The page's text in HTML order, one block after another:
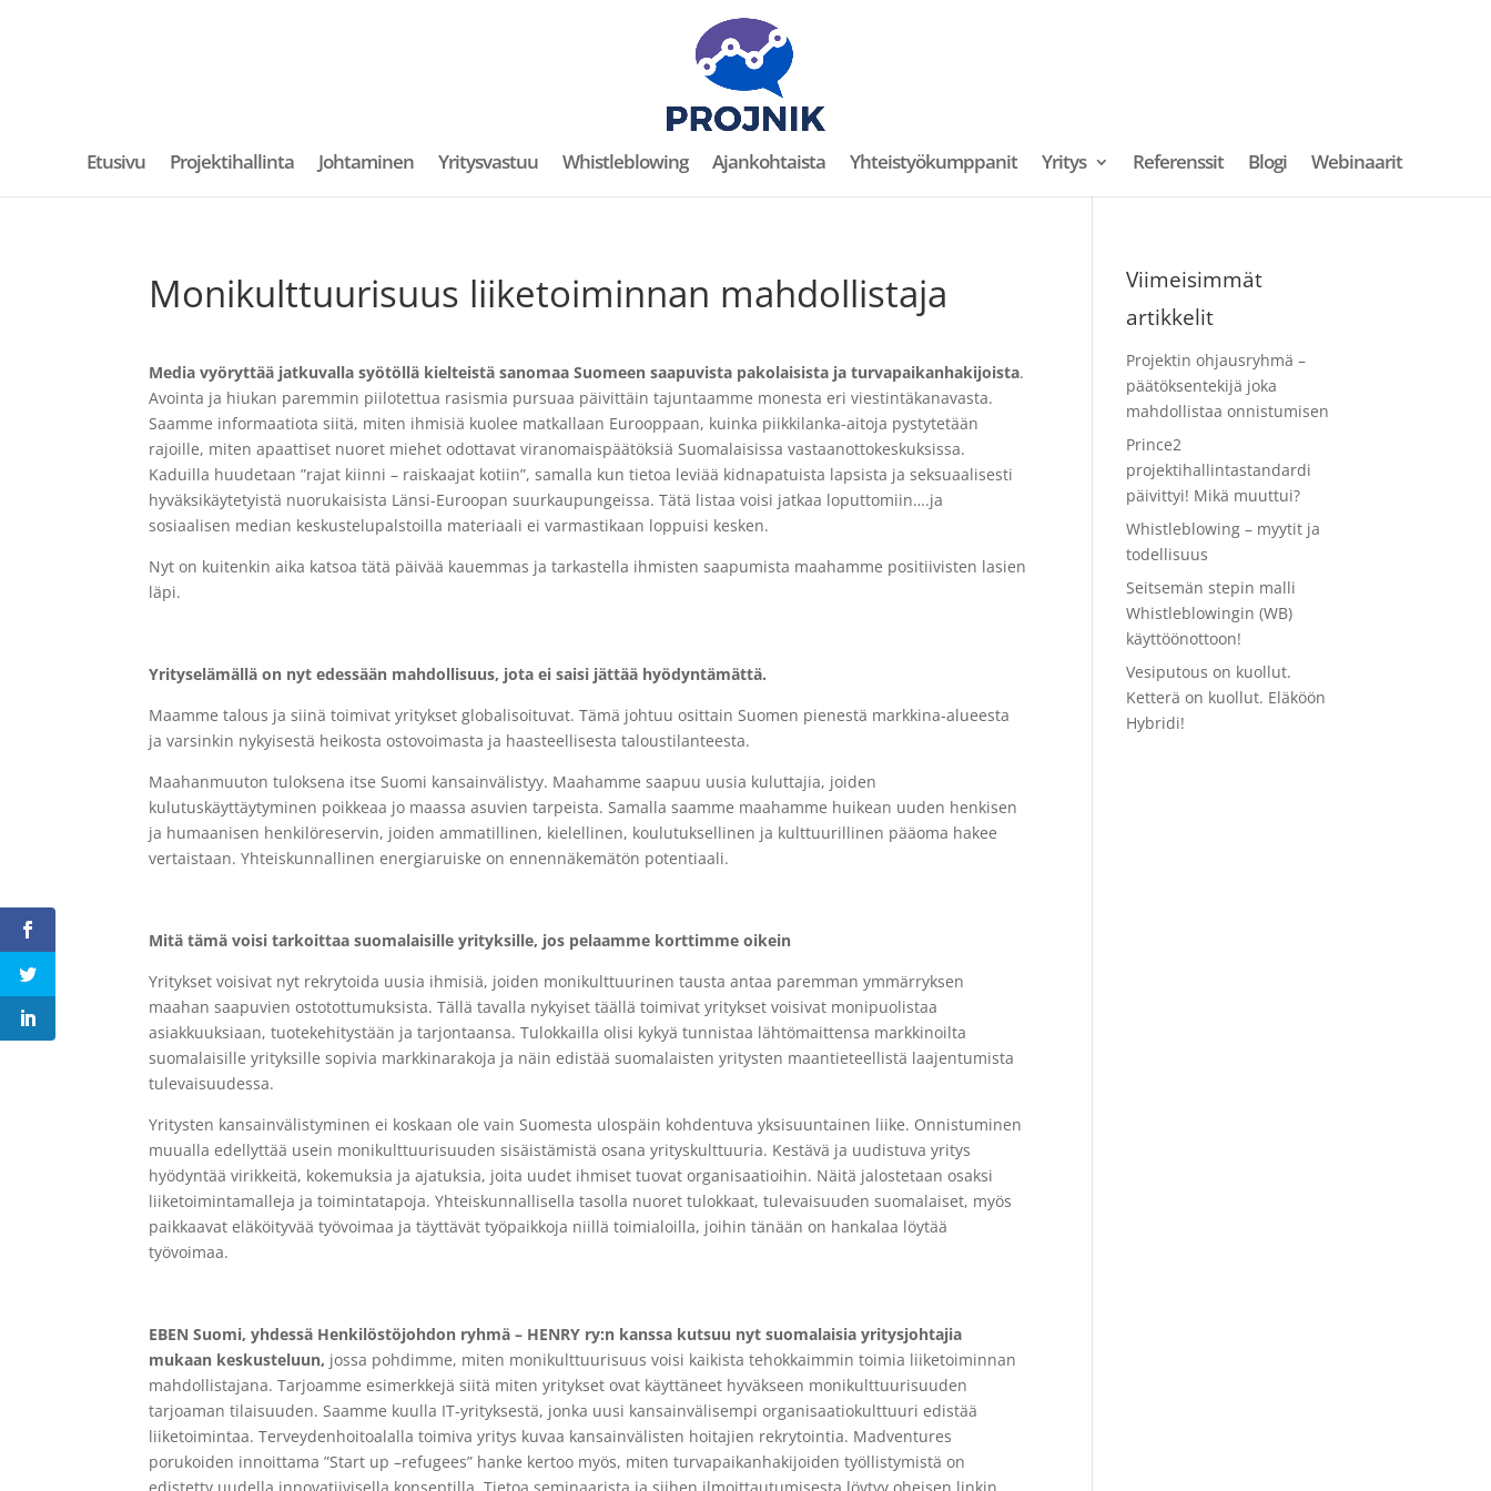
Etusivu Projektihallinta Johtaminen Yritysvastuu Whistleblowing Ajankohtaista Yhteistyökumppanit Yritys Referenssit Blogi Webinaarit
Monikulttuurisuus liiketoiminnan mahdollistaja
Media vyöryttää jatkuvalla syötöllä kielteistä sanomaa Suomeen saapuvista pakolaisista ja turvapaikanhakijoista.
Avointa ja hiukan paremmin piilotettua rasismia pursuaa päivittäin tajuntaamme monesta eri viestintäkanavasta.
Saamme informaatiota siitä, miten ihmisiä kuolee matkallaan Eurooppaan, kuinka piikkilanka-aitoja pystytetään
rajoille, miten apaattiset nuoret miehet odottavat viranomaispäätöksiä Suomalaisissa vastaanottokeskuksissa.
Kaduilla huudetaan ”rajat kiinni – raiskaajat kotiin”, samalla kun tietoa leviää kidnapatuista lapsista ja seksuaalisesti
hyväksikäytetyistä nuorukaisista Länsi-Euroopan suurkaupungeissa. Tätä listaa voisi jatkaa loputtomiin….ja
sosiaalisen median keskustelupalstoilla materiaali ei varmastikaan loppuisi kesken.
Nyt on kuitenkin aika katsoa tätä päivää kauemmas ja tarkastella ihmisten saapumista maahamme positiivisten lasien
läpi.
Yrityselämällä on nyt edessään mahdollisuus, jota ei saisi jättää hyödyntämättä.
Maamme talous ja siinä toimivat yritykset globalisoituvat. Tämä johtuu osittain Suomen pienestä markkina-alueesta
ja varsinkin nykyisestä heikosta ostovoimasta ja haasteellisesta taloustilanteesta.
Maahanmuuton tuloksena itse Suomi kansainvälistyy. Maahamme saapuu uusia kuluttajia, joiden
kulutuskäyttäytyminen poikkeaa jo maassa asuvien tarpeista. Samalla saamme maahamme huikean uuden henkisen
ja humaanisen henkilöreservin, joiden ammatillinen, kielellinen, koulutuksellinen ja kulttuurillinen pääoma hakee
vertaistaan. Yhteiskunnallinen energiaruiske on ennennäkemätön potentiaali.
Mitä tämä voisi tarkoittaa suomalaisille yrityksille, jos pelaamme korttimme oikein
Yritykset voisivat nyt rekrytoida uusia ihmisiä, joiden monikulttuurinen tausta antaa paremman ymmärryksen
maahan saapuvien ostotottumuksista. Tällä tavalla nykyiset täällä toimivat yritykset voisivat monipuolistaa
asiakkuuksiaan, tuotekehitystään ja tarjontaansa. Tulokkailla olisi kykyä tunnistaa lähtömaittensa markkinoilta
suomalaisille yrityksille sopivia markkinarakoja ja näin edistää suomalaisten yritysten maantieteellistä laajentumista
tulevaisuudessa.
Yritysten kansainvälistyminen ei koskaan ole vain Suomesta ulospäin kohdentuva yksisuuntainen liike. Onnistuminen
muualla edellyttää usein monikulttuurisuuden sisäistämistä osana yrityskulttuuria. Kestävä ja uudistuva yritys
hyödyntää virikkeitä, kokemuksia ja ajatuksia, joita uudet ihmiset tuovat organisaatioihin. Näitä jalostetaan osaksi
liiketoimintamalleja ja toimintatapoja. Yhteiskunnallisella tasolla nuoret tulokkaat, tulevaisuuden suomalaiset, myös
paikkaavat eläköityvää työvoimaa ja täyttävät työpaikkoja niillä toimialoilla, joihin tänään on hankalaa löytää
työvoimaa.
EBEN Suomi, yhdessä Henkilöstöjohdon ryhmä – HENRY ry:n kanssa kutsuu nyt suomalaisia yritysjohtajia
mukaan keskusteluun, jossa pohdimme, miten monikulttuurisuus voisi kaikista tehokkaimmin toimia liiketoiminnan
mahdollistajana. Tarjoamme esimerkkejä siitä miten yritykset ovat käyttäneet hyväkseen monikulttuurisuuden
tarjoaman tilaisuuden. Saamme kuulla IT-yrityksestä, jonka uusi kansainvälisempi organisaatiokulttuuri edistää
liiketoimintaa. Terveydenhoitoalalla toimiva yritys kuvaa kansainvälisten hoitajien rekrytointia. Madventures
porukoiden innoittama ”Start up –refugees” hanke kertoo myös, miten turvapaikanhakijoiden työllistymistä on
Viimeisimmät
artikkelit
Projektin ohjausryhmä –
päätöksentekijä joka
mahdollistaa onnistumisen
Prince2
projektihallintastandardi
päivittyi! Mikä muuttui?
Whistleblowing – myytit ja
todellisuus
Seitsemän stepin malli
Whistleblowingin (WB)
käyttöönottoon!
Vesiputous on kuollut.
Ketterä on kuollut. Eläköön
Hybridi!